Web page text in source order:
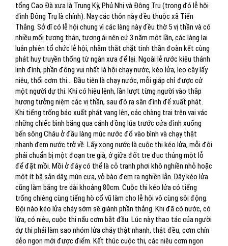
tổng Cao Đà xưa là Trung Kỳ, Phủ Nhị và Đông Trụ (trong đó lễ hội
đình Đông Trụ là chính). Nay các thôn này đều thuộc xã Tiến
Thắng. Sở dĩ có lễ hội chung vì các làng này đều thờ 5 vị thần và có
nhiều mối tương thân, tương ái nên cứ 3 năm một lần, các làng lại
luân phiên tổ chức lễ hội, nhằm thắt chặt tinh thần đoàn kết cùng
phát huy truyền thống từ ngàn xưa để lại. Ngoài lễ rước kiệu thánh
linh đình, phần đông vui nhất là hội chạy nước, kéo lửa, leo cây lấy
niêu, thổi cơm thi... Đầu tiên là chạy nước, mỗi giáp chỉ được cử
một người dự thi. Khi có hiệu lệnh, lần lượt từng người vào thắp
hương tưởng niệm các vị thần, sau đó ra sân đình để xuất phát.
Khi tiếng trống báo xuất phát vang lên, các chàng trai trên vai vác
những chiếc bình băng qua cánh đồng lúa trước cửa đình xuống
bến sông Châu ở đầu làng múc nước đổ vào bình và chạy thật
nhanh đem nước trở về. Lấy xong nước là cuộc thi kéo lửa, mỗi đội
phải chuẩn bị một đoạn tre già, ở giữa đốt tre đục thủng một lỗ
để đặt mồi. Mồi ở đây có thể là cỏ tranh phơi khô nghiền nhỏ hoặc
một ít bã sắn dây, mùn cưa, vỏ bào đem ra nghiền lẫn. Dây kéo lửa
cũng làm bằng tre dài khoảng 80cm. Cuộc thi kéo lửa có tiếng
trống chiêng cùng tiếng hò cổ vũ làm cho lễ hội vô cùng sôi động.
Đội nào kéo lửa cháy sớm sẽ giành phần thắng. Khi đã có nước, có
lửa, có niêu, cuộc thi nấu cơm bắt đầu. Lúc này thao tác của người
dự thi phải làm sao nhóm lửa cháy thật nhanh, thật đều, cơm chín
dẻo ngon mới được điểm. Kết thúc cuộc thi, các niêu cơm ngon